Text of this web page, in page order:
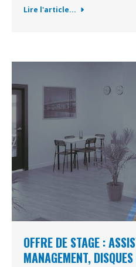
Lire l'article...
OFFRE DE STAGE :
MANAGEMENT,